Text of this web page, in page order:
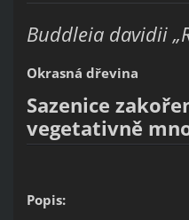
Buddleia davidii
Okrasná dřevina
Sazenice
vegetativně
Popis: